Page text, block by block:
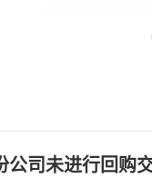
公司未进行回购